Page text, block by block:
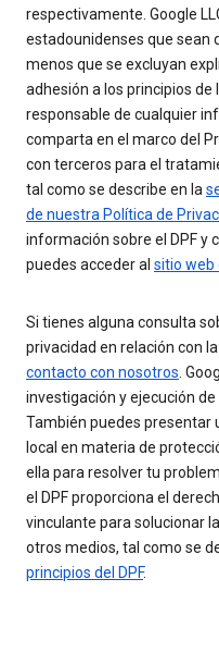
respectivamente. Google
estadounidenses que sean
menos que se excluyan
adhesión a los principios de
responsable de cualquier
comparta en el marco del
con terceros para el
tal como se describe en la
de nuestra Política de
información sobre el DPF y
puedes acceder al sitio web
Si tienes alguna consulta
privacidad en relación con
contacto con nosotros.
investigación y ejecución
También puedes presentar
local en materia de
ella para resolver tu
el DPF proporciona el
vinculante para solucionar
otros medios, tal como se
principios del DPF.